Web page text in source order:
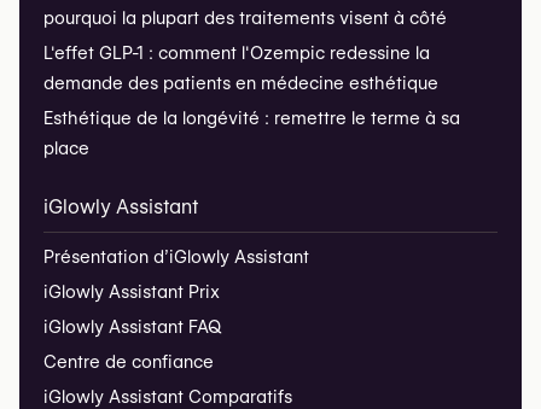
pourquoi la plupart des traitements visent à côté
L'effet GLP-1 : comment l'Ozempic redessine la
demande des patients en médecine esthétique
Esthétique de la longévité : remettre le terme à sa
place
iGlowly Assistant
Présentation d’iGlowly Assistant
iGlowly Assistant Prix
iGlowly Assistant FAQ
Centre de confiance
iGlowly Assistant Comparatifs